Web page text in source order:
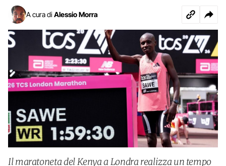
A cura di Alessio Morra
Il maratoneta del Kenya a Londra realizza un tempo